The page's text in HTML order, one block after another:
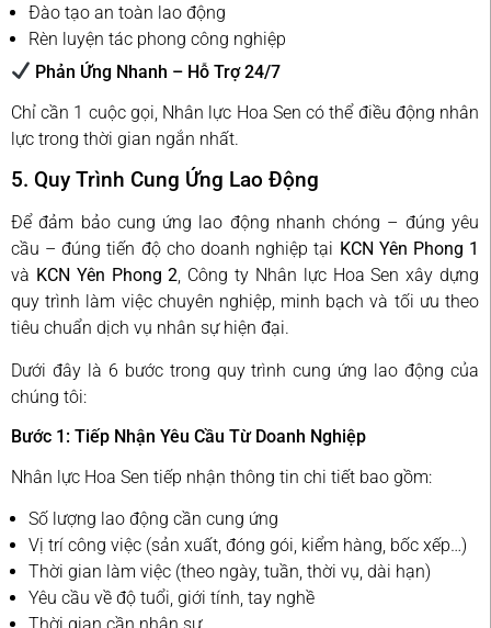
Đào tạo an toàn lao động
Rèn luyện tác phong công nghiệp
Phản Ứng Nhanh – Hỗ Trợ 24/7
Chỉ cần 1 cuộc gọi, Nhân lực Hoa Sen có thể điều động nhân
lực trong thời gian ngắn nhất.
5. Quy Trình Cung Ứng Lao Động
Để đảm bảo cung ứng lao động nhanh chóng – đúng yêu
cầu – đúng tiến độ cho doanh nghiệp tại KCN Yên Phong 1
và KCN Yên Phong 2, Công ty Nhân lực Hoa Sen xây dựng
quy trình làm việc chuyên nghiệp, minh bạch và tối ưu theo
tiêu chuẩn dịch vụ nhân sự hiện đại.
Dưới đây là 6 bước trong quy trình cung ứng lao động của
chúng tôi:
Bước 1: Tiếp Nhận Yêu Cầu Từ Doanh Nghiệp
Nhân lực Hoa Sen tiếp nhận thông tin chi tiết bao gồm:
Số lượng lao động cần cung ứng
Vị trí công việc (sản xuất, đóng gói, kiểm hàng, bốc xếp…)
Thời gian làm việc (theo ngày, tuần, thời vụ, dài hạn)
Yêu cầu về độ tuổi, giới tính, tay nghề